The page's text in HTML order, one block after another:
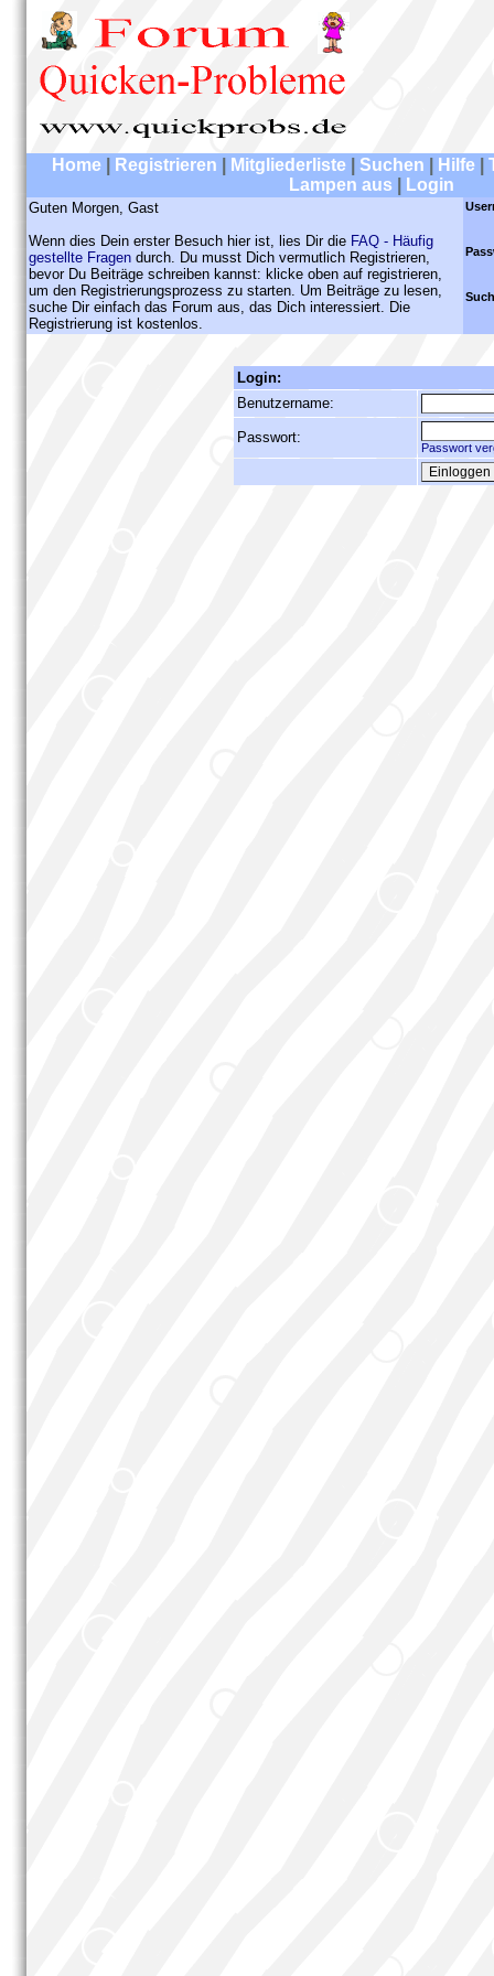
Home Registrieren Mitgliederliste Suchen Hilfe
Lampen aus
Login
Guten Morgen, Gast
Wenn dies Dein erster Besuch hier ist, lies Dir die FAQ - Häufig
gestellte Fragen durch. Du musst Dich vermutlich Registrieren,
bevor Du Beiträge schreiben kannst: klicke oben auf registrieren,
um den Registrierungsprozess zu starten. Um Beiträge zu lesen,
suche Dir einfach das Forum aus, das Dich interessiert. Die
Registrierung ist kostenlos.
Login:
Benutzername:
Passwort:
Passwort